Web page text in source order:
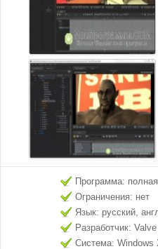
Программа:
Ограничения: нет
Язык: русский,
Разработчик: Valve
Система: Windows